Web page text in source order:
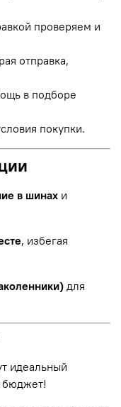
проверяем и
отправка,
в подборе
покупки.
в шинах и
, избегая
для
идеальный
бюджет!